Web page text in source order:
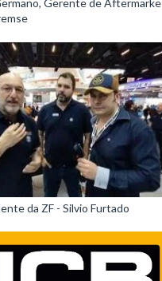
Gerente de Aftermarke
da ZF - Silvio Furtado